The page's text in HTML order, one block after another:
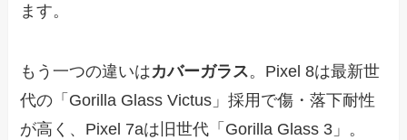
ます。
もう一つの違いはカバーガラス。Pixel 8は最新世
代の「Gorilla Glass Victus」採用で傷・落下耐性
が高く、Pixel 7aは旧世代「Gorilla Glass 3」。